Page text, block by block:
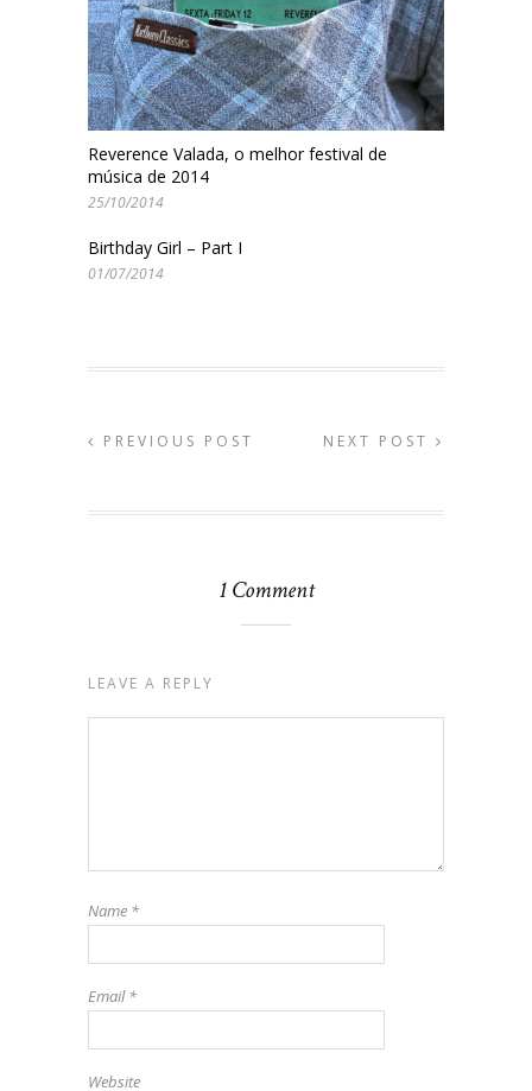
Reverence Valada, o melhor festival de
música de 2014
25/10/2014
Birthday Girl – Part I
01/07/2014
PREVIOUS POST NEXT POST
1 Comment
LEAVE A REPLY
Name *
Email*
Website